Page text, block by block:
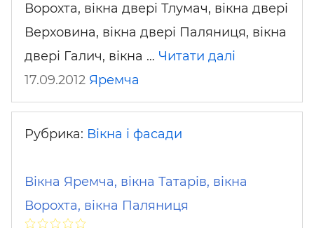
Ворохта, вікна двері Тлумач, вікна двері
Верховина, вікна двері Паляниця, вікна
двері Галич, вікна … Читати далі
17.09.2012 Яремча
Рубрика: Вікна і фасади
Вікна Яремча, вікна Татарів, вікна
Ворохта, вікна Паляниця